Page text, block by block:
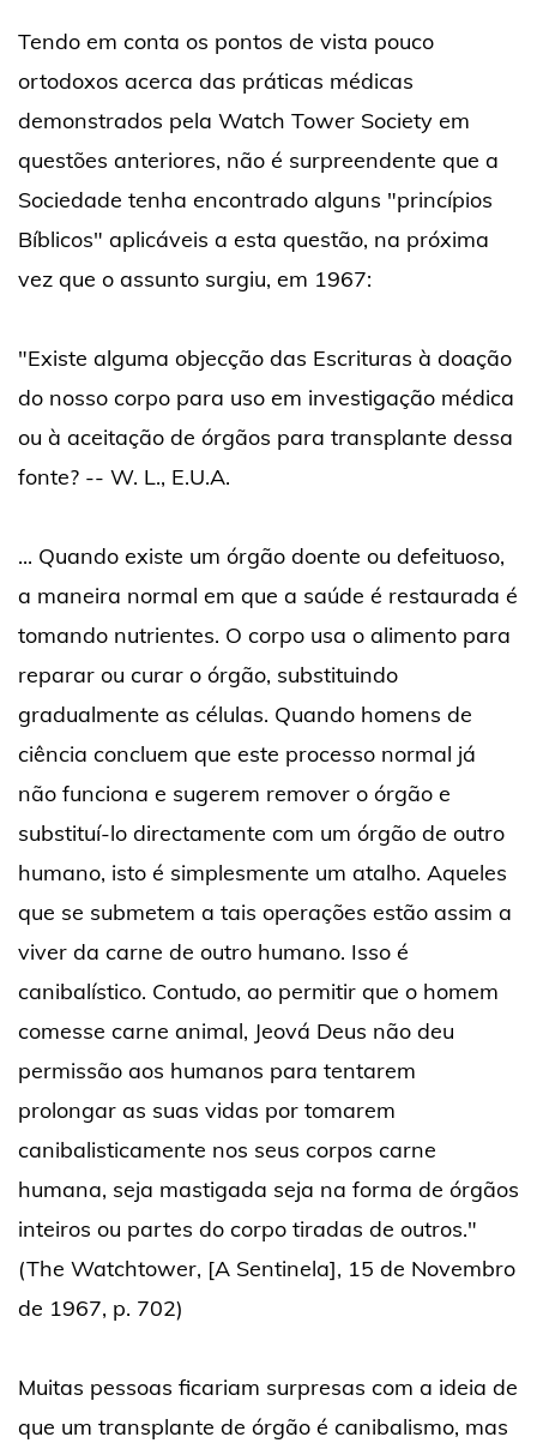
Tendo em conta os pontos de vista pouco
ortodoxos acerca das práticas médicas
demonstrados pela Watch Tower Society em
questões anteriores, não é surpreendente que a
Sociedade tenha encontrado alguns "princípios
Bíblicos" aplicáveis a esta questão, na próxima
vez que o assunto surgiu, em 1967:
"Existe alguma objecção das Escrituras à doação
do nosso corpo para uso em investigação médica
ou à aceitação de órgãos para transplante dessa
fonte? -- W. L., E.U.A.
... Quando existe um órgão doente ou defeituoso,
a maneira normal em que a saúde é restaurada é
tomando nutrientes. O corpo usa o alimento para
reparar ou curar o órgão, substituindo
gradualmente as células. Quando homens de
ciência concluem que este processo normal já
não funciona e sugerem remover o órgão e
substituí-lo directamente com um órgão de outro
humano, isto é simplesmente um atalho. Aqueles
que se submetem a tais operações estão assim a
viver da carne de outro humano. Isso é
canibalístico. Contudo, ao permitir que o homem
comesse carne animal, Jeová Deus não deu
permissão aos humanos para tentarem
prolongar as suas vidas por tomarem
canibalisticamente nos seus corpos carne
humana, seja mastigada seja na forma de órgãos
inteiros ou partes do corpo tiradas de outros."
(The Watchtower, [A Sentinela], 15 de Novembro
de 1967, p. 702)
Muitas pessoas ficariam surpresas com a ideia de
que um transplante de órgão é canibalismo, mas